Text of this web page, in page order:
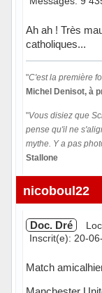
Ah ah ! Très
catholiques...
"C'est la première
Michel Denisot, à
"Vous disiez que
pense qu'il ne
mythe. Y a pas
Stallone
Hors ligne
nicoboul22
Doc. Dré
Inscrit(e): 20-
Match